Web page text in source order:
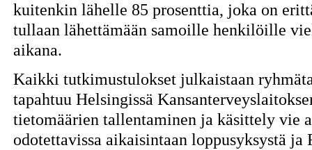
kuitenkin lähelle 85 prosenttia, joka on
tullaan lähettämään samoille henkilöille
aikana.
Kaikki tutkimustulokset julkaistaan
tapahtuu Helsingissä
tietomäärien tallentaminen ja käsittely vie
odotettavissa aikaisintaan loppusyksystä